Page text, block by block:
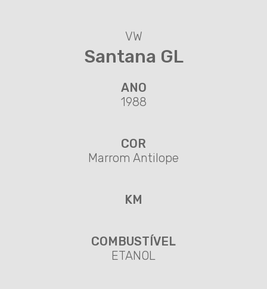
VW
Santana GL
ANO
1988
COR
Marrom Antilope
KM
COMBUSTÍVEL
ETANOL